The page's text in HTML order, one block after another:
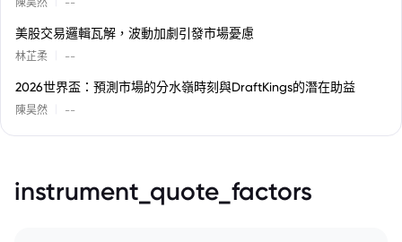
美股交易邏輯瓦解，波動加劇引發市場憂慮
林芷柔 --
2026世界盃：預測市場的分水嶺時刻與DraftKings的潛在助益
陳昊然 --
instrument_quote_factors